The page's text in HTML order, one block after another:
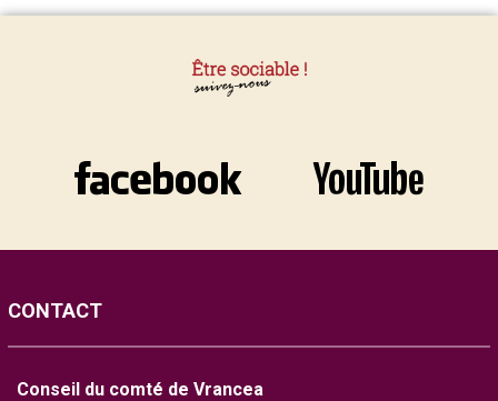
CONTACT
Conseil du comté de Vrancea